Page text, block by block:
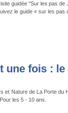
guidée "Sur les pas de
le guide « sur les
une fois : le
et Nature de La Porte du
les 5 - 10 ans.